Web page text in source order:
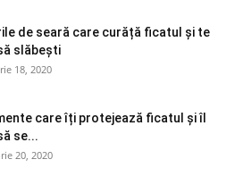
de seară care curăță ficatul și te
slăbești
18, 2020
care îți protejează ficatul și îl
se...
20, 2020